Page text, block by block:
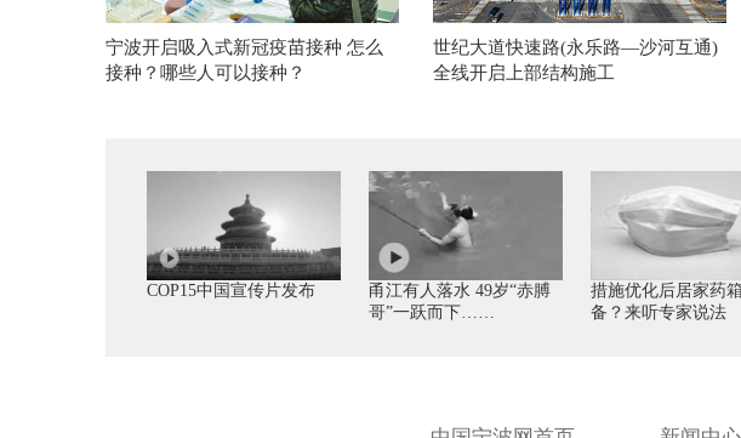
宁波开启吸入式新冠疫苗接种 怎么
接种？哪些人可以接种？
世纪大道快速路(永乐路—沙河互通)
全线开启上部结构施工
COP15中国宣传片发布
甬江有人落水 49岁“赤膊
哥”一跃而下……
措施优化后居家药
备？来听专家说法